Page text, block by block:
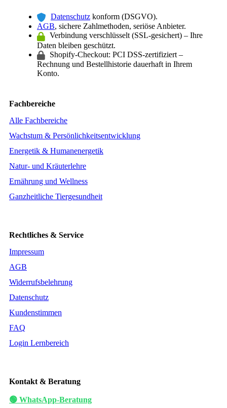
Datenschutz konform (DSGVO).
AGB, sichere Zahlmethoden, seriöse Anbieter.
Verbindung verschlüsselt (SSL-gesichert) – Ihre
Daten bleiben geschützt.
Shopify-Checkout: PCI DSS-zertifiziert –
Rechnung und Bestellhistorie dauerhaft in Ihrem
Konto.
Fachbereiche
Alle Fachbereiche
Wachstum & Persönlichkeitsentwicklung
Energetik & Humanenergetik
Natur- und Kräuterlehre
Ernährung und Wellness
Ganzheitliche Tiergesundheit
Rechtliches & Service
Impressum
AGB
Widerrufsbelehrung
Datenschutz
Kundenstimmen
FAQ
Login Lernbereich
Kontakt & Beratung
🟢 WhatsApp-Beratung